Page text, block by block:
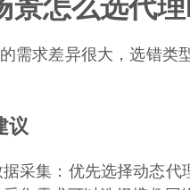
景怎么选代
需求差异很大，选错类
议
采集：优先选择动态